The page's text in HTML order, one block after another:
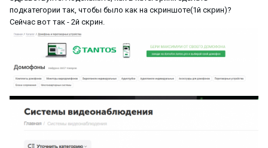
подкатегории так, чтобы было как на скриншоте(1й скрин)?
Сейчас вот так - 2й скрин.